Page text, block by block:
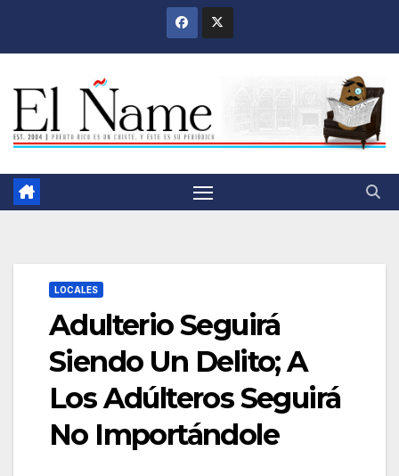
LOCALES
Adulterio Seguirá
Siendo Un Delito; A
Los Adúlteros Seguirá
No Importándole